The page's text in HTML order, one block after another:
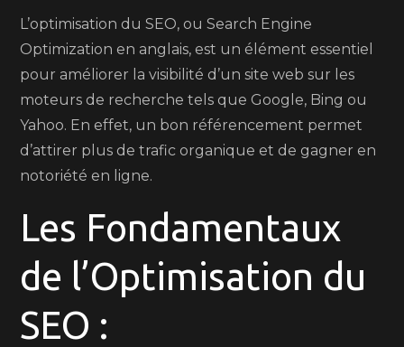
Efficace
L’optimisation du SEO, ou Search Engine
Optimization en anglais, est un élément essentiel
pour améliorer la visibilité d’un site web sur les
moteurs de recherche tels que Google, Bing ou
Yahoo. En effet, un bon référencement permet
d’attirer plus de trafic organique et de gagner en
notoriété en ligne.
Les Fondamentaux
de l’Optimisation du
SEO :